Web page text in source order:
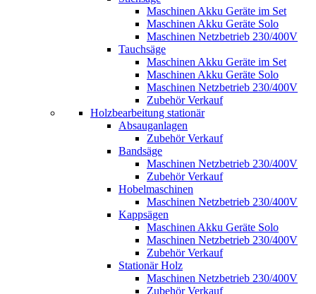
Maschinen Akku Geräte im Set
Maschinen Akku Geräte Solo
Maschinen Netzbetrieb 230/400V
Tauchsäge
Maschinen Akku Geräte im Set
Maschinen Akku Geräte Solo
Maschinen Netzbetrieb 230/400V
Zubehör Verkauf
Holzbearbeitung stationär
Absauganlagen
Zubehör Verkauf
Bandsäge
Maschinen Netzbetrieb 230/400V
Zubehör Verkauf
Hobelmaschinen
Maschinen Netzbetrieb 230/400V
Kappsägen
Maschinen Akku Geräte Solo
Maschinen Netzbetrieb 230/400V
Zubehör Verkauf
Stationär Holz
Maschinen Netzbetrieb 230/400V
Zubehör Verkauf